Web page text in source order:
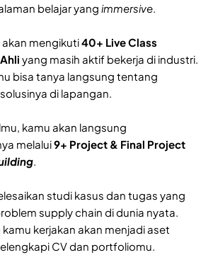
belajar yang immersive
mengikuti40+ Live Class
yang masih aktif bekerja di industri.
bisa tanya langsung tentang
di lapangan.
kamu akan langsung
melalui9+ Project & Final Project
studi kasus dan tugas yang
supply chain di dunia nyata.
kamu kerjakan akan menjadi aset
CV dan portfoliomu.